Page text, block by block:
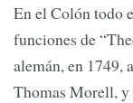
En el Colón todo
funciones de
alemán, en 1749,
Thomas Morell, y